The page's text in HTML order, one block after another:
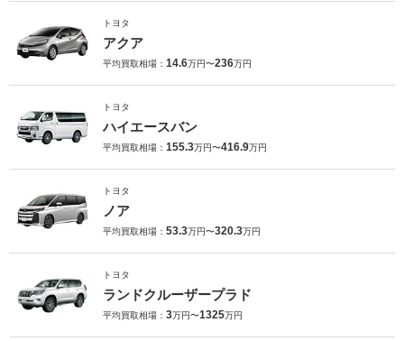
トヨタ
アクア
平均買取相場： 14.6万円〜236万円
トヨタ
ハイエースバン
平均買取相場： 155.3万円〜416.9万円
トヨタ
ノア
平均買取相場： 53.3万円〜320.3万円
トヨタ
ランドクルーザープラド
平均買取相場： 3万円〜1325万円